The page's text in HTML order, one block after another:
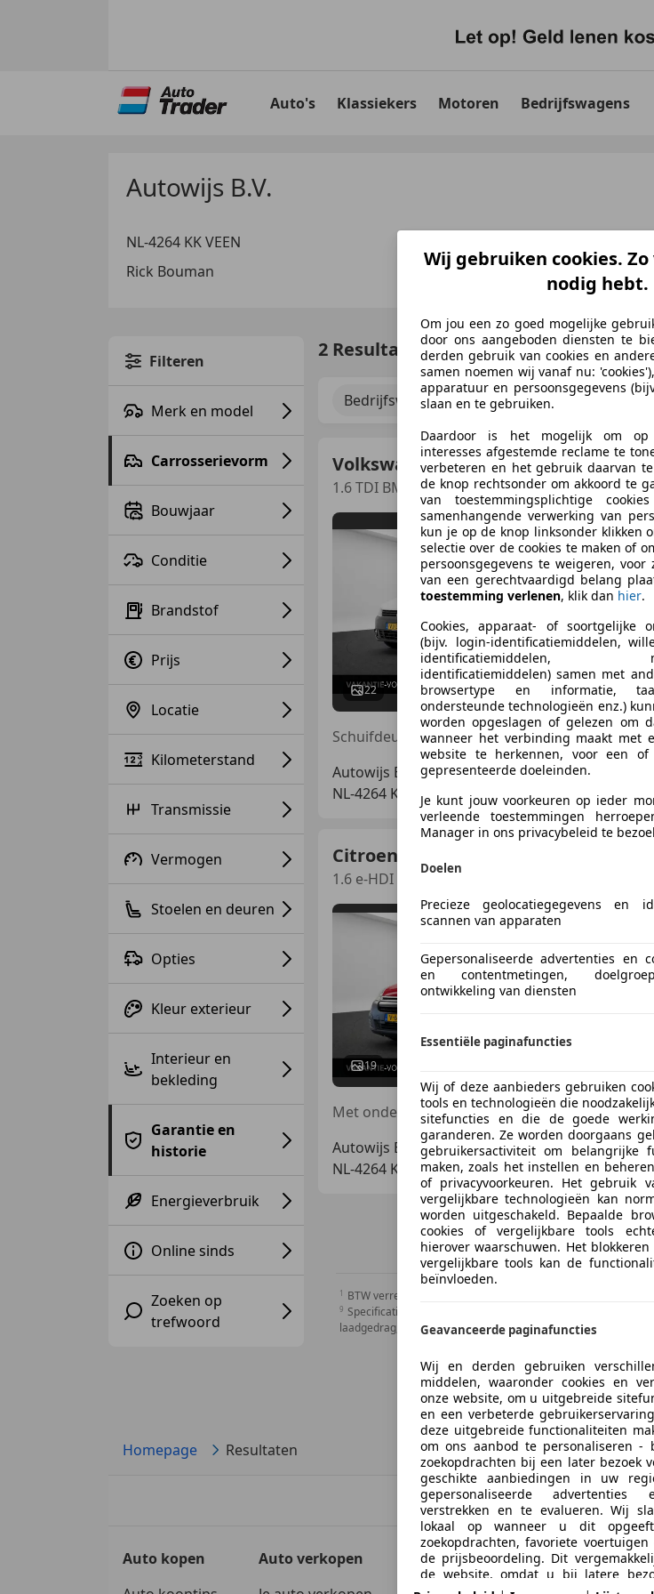
Auto's Klassiekers Motoren Bedrijfswagens
Autowijs B.V.
NL-4264 KK VEEN
Rick Bouman
Filteren
Merk en model
Carrosserievorm
Bouwjaar
Conditie
Brandstof
Prijs
Locatie
Kilometerstand
Transmissie
Vermogen
Stoelen en deuren
Opties
Kleur exterieur
Interieur en
bekleding
Garantie en
historie
Energieverbruik
Online sinds
Zoeken op
trefwoord
2 Resultatenvoor uw zoekopdracht
Bedrijfswagen Schadeauto's tonen
Volkswagen Caddy
1.6 TDI BMT|NL AUTO|AIRCO|APK 11-2026|
22
€
Excl. BTW
06/2014
Autowijs B.V.
NL-4264 KK VEEN
Citroen Berlingo
1.6 e-HDI 700 Club
19
€
Autowijs B.V.
NL-4264 KK VEEN
Vorige
BTW verrekenbaar
Specificatie van de fabrikant voor nieuwe voertuigen.
laadgedrag, kan de radius van occasies aanzienlijk variëren.
Homepage Resultaten
Auto kopen
Auto verkopen
Zakelijk
Over
Wij gebruiken cookies.
nodig hebt.
Om jou een zo goed mogelijke
door ons aangeboden diensten te
derden gebruik van cookies en
samen noemen wij vanaf nu:
apparatuur en persoonsgegevens
slaan en te gebruiken.
Daardoor is het mogelijk om op
interesses afgestemde reclame te
verbeteren en het gebruik daarvan
de knop rechtsonder om akkoord te
van toestemmingsplichtige
samenhangende verwerking van
kun je op de knop linksonder klikken
selectie over de cookies te maken of
persoonsgegevens te weigeren, voor
van een gerechtvaardigd belang
toestemming verlenen, klik dan hier.
Cookies, apparaat- of soortgelijke
(bijv. login-identificatiemiddelen,
identificatiemiddelen,
identificatiemiddelen) samen met
browsertype en informatie,
ondersteunde technologieën enz.)
worden opgeslagen of gelezen om
wanneer het verbinding maakt met
website te herkennen, voor een
gepresenteerde doeleinden.
Je kunt jouw voorkeuren op ieder
verleende toestemmingen
Manager in ons privacybeleid te
Doelen
Precieze geolocatiegegevens en
scannen van apparaten
Gepersonaliseerde advertenties en
en contentmetingen,
ontwikkeling van diensten
Essentiële paginafuncties
Wij of deze aanbieders gebruiken
tools en technologieën die
sitefuncties en die de goede
garanderen. Ze worden doorgaans
gebruikersactiviteit om belangrijke
maken, zoals het instellen en
of privacyvoorkeuren. Het gebruik
vergelijkbare technologieën kan
worden uitgeschakeld. Bepaalde
cookies of vergelijkbare tools
hierover waarschuwen. Het
vergelijkbare tools kan de
beïnvloeden.
Geavanceerde paginafuncties
Wij en derden gebruiken
middelen, waaronder cookies en
onze website, om u uitgebreide
en een verbeterde
deze uitgebreide functionaliteiten
om ons aanbod te personaliseren -
zoekopdrachten bij een later bezoek
geschikte aanbiedingen in uw
gepersonaliseerde
verstrekken en te evalueren. Wij
lokaal op wanneer u dit opgeeft
zoekopdrachten, favoriete
de prijsbeoordeling. Dit
de website, omdat u bij latere
hoeft in te voeren. Met uw